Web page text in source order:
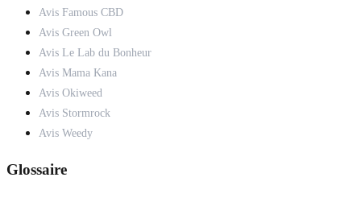
Avis Famous CBD
Avis Green Owl
Avis Le Lab du Bonheur
Avis Mama Kana
Avis Okiweed
Avis Stormrock
Avis Weedy
Glossaire